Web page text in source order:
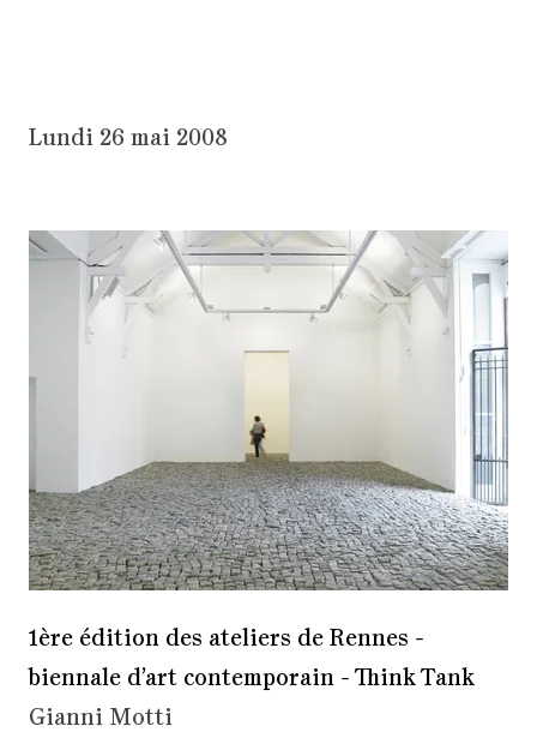
Lundi 26 mai 2008
1ère édition des ateliers de Rennes -
biennale d’art contemporain - Think Tank
Gianni Motti